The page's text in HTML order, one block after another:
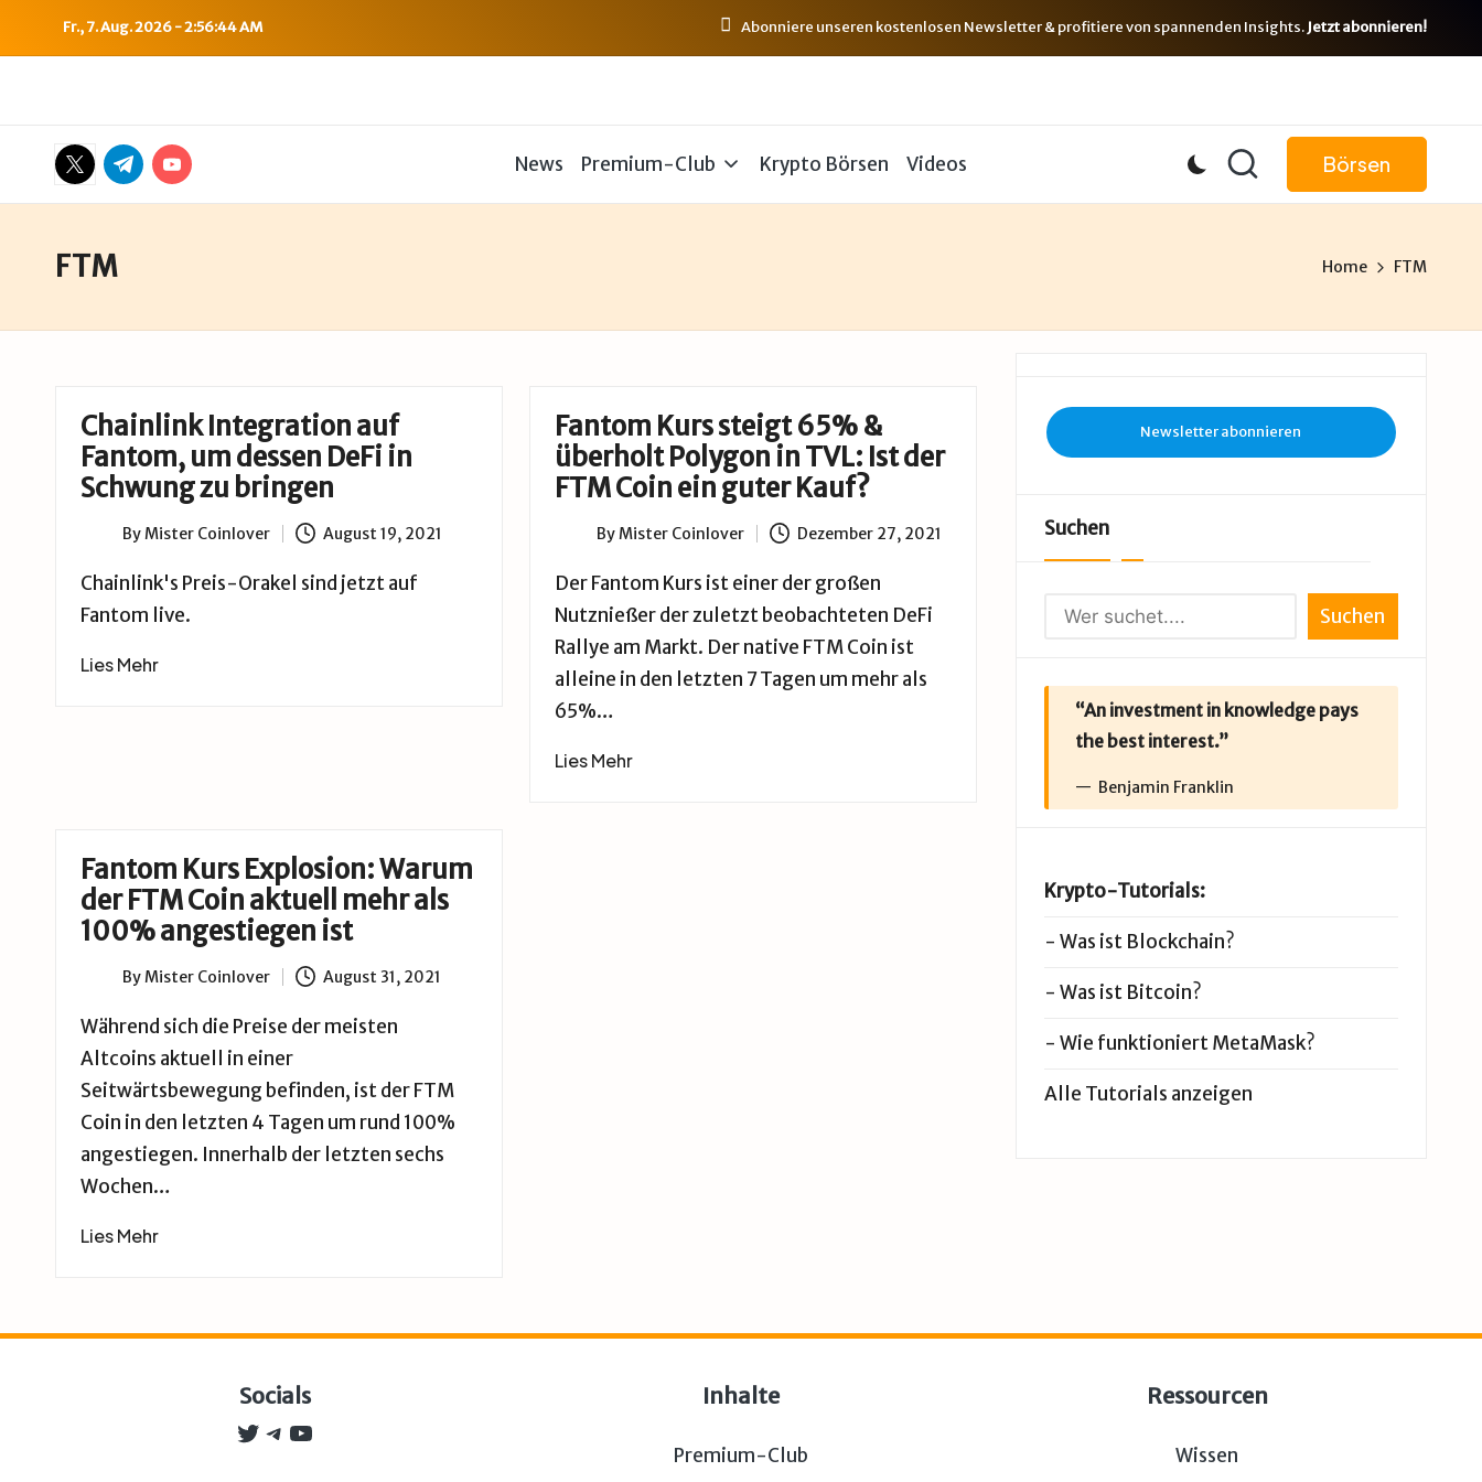
Skip
Fr., 7. Aug. 2026-2:56:45 AM Abonniere unseren kostenlosen Newsletter & profitiere von spannenden Insights.Jetzt abonnieren!
i
t
c
n
B
d
DeFi
TwitterTelegram
YouTube News Premium-Club Krypto Börsen Videos Börsen
FTM Home FTM
Chainlink Integration auf
Fantom, um dessen DeFi in
Schwung zu bringen
Posted
by
By Mister Coinlover August 19, 2021
Chainlink's Preis-Orakel sind jetzt auf
Fantom live.
Lies Mehr
Fantom Kurs steigt 65% &
überholt Polygon in TVL: Ist der
FTM Coin ein guter Kauf?
Posted
by
By Mister Coinlover Dezember 27, 2021
Der Fantom Kurs ist einer der großen
Nutznießer der zuletzt beobachteten DeFi
Rallye am Markt. Der native FTM Coin ist
alleine in den letzten 7 Tagen um mehr als
65%…
Lies Mehr
Fantom Kurs Explosion: Warum
der FTM Coin aktuell mehr als
100% angestiegen ist
Posted
by
By Mister Coinlover August 31, 2021
Während sich die Preise der meisten
Altcoins aktuell in einer
Seitwärtsbewegung befinden, ist der FTM
Coin in den letzten 4 Tagen um rund 100%
angestiegen. Innerhalb der letzten sechs
Wochen…
Lies Mehr
Newsletter abonnieren
Suchen
Suchen
“An investment in knowledge pays
the best interest.”
Benjamin Franklin
Krypto-Tutorials:
- Was ist Blockchain?
- Was ist Bitcoin?
- Wie funktioniert MetaMask?
Alle Tutorials anzeigen
Socials
Twitter
Telegram
YouTube
Inhalte
Premium-Club
Ressourcen
Wissen